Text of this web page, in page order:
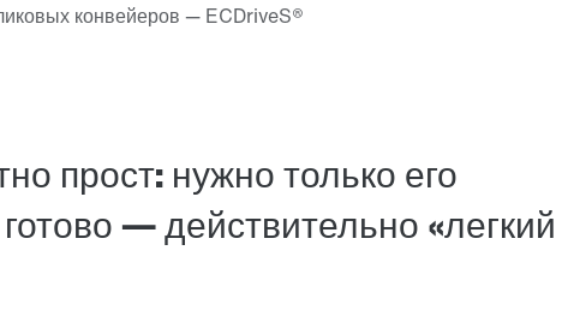
прост: нужно только его
— действительно «легкий